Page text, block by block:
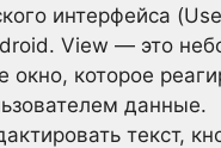
интерфейса
View — это
окно, которое
данные.
текст,